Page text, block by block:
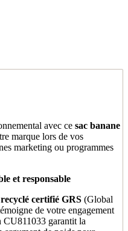
avec ce sac banane
marque lors de vos
marketing ou programmes
et responsable
certifié GRS (Global
de votre engagement
garantit la